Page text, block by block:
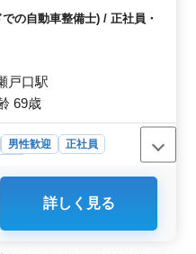
の自動車整備士) / 正社員・
戸口駅
69歳
男性歓迎
正社員
して10年以上の経験と3
めており、これまでの経
ける環境です。 ＜働き
詳しく見る